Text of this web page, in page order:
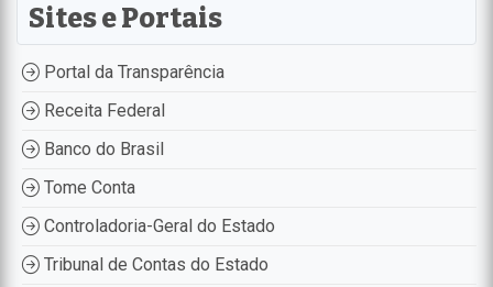
Sites e Portais
Portal da Transparência
Receita Federal
Banco do Brasil
Tome Conta
Controladoria-Geral do Estado
Tribunal de Contas do Estado